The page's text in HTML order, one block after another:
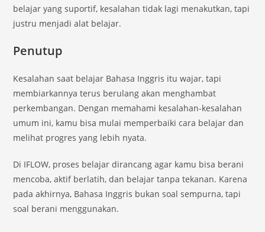
belajar yang suportif, kesalahan tidak lagi menakutkan, tapi
justru menjadi alat belajar.
Penutup
Kesalahan saat belajar Bahasa Inggris itu wajar, tapi
membiarkannya terus berulang akan menghambat
perkembangan. Dengan memahami kesalahan-kesalahan
umum ini, kamu bisa mulai memperbaiki cara belajar dan
melihat progres yang lebih nyata.
Di IFLOW, proses belajar dirancang agar kamu bisa berani
mencoba, aktif berlatih, dan belajar tanpa tekanan. Karena
pada akhirnya, Bahasa Inggris bukan soal sempurna, tapi
soal berani menggunakan.